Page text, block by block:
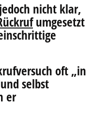
nicht klar,
umgesetzt
oft „in
selbst
er